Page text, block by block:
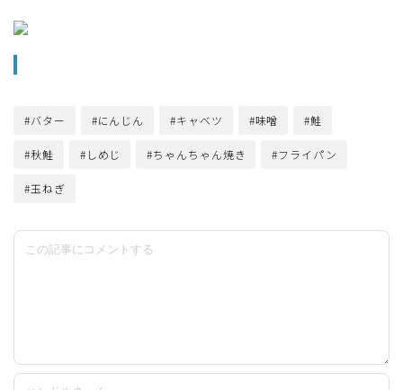
#バター #にんじん #キャベツ #味噌 #鮭
#秋鮭 #しめじ #ちゃんちゃん焼き #フライパン
#玉ねぎ